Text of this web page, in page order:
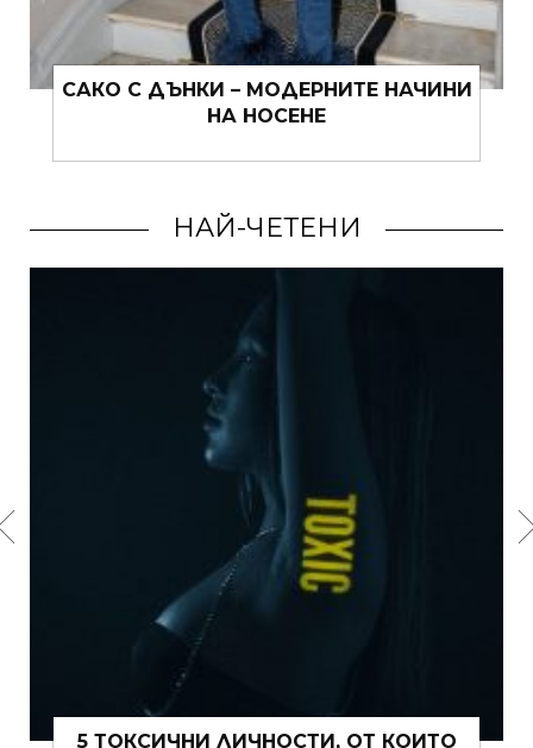
ЗА ПУЛОВЕРИТЕ, ПРОЛЕТТА И ОЩЕ
НЕЩО
НАЙ-ЧЕТЕНИ
15 ЩИПКИ РОМАНТИКА КЪМ ЖИВОТА